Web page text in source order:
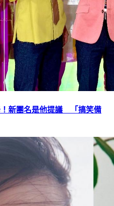
新團名是他提議 「搞笑備